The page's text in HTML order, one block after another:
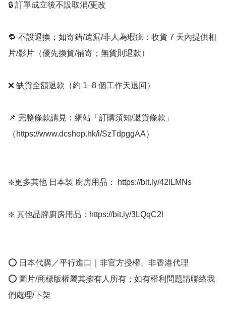
🔒 訂單成立後不設取消/更改
🔁 不設退換；如寄錯/遺漏/非人為瑕疵：收貨 7 天內提供相
片/影片（優先換貨/補寄；無貨則退款）
❌ 缺貨全額退款（約 1–8 個工作天退回）
📌 完整條款請見：網站「訂購須知/退貨條款」
（https://www.dcshop.hk/i/SzTdpggAA）
❇️更多其他 日本製 廚房用品： https://bit.ly/42lLMNs
❇️ 其他品牌廚房用品：https://bit.ly/3LQqC2l
⭕ 日本代購／平行進口｜非官方授權、非香港代理
⭕ 圖片/商標版權屬其擁有人所有；如有權利問題請聯絡我
們處理/下架